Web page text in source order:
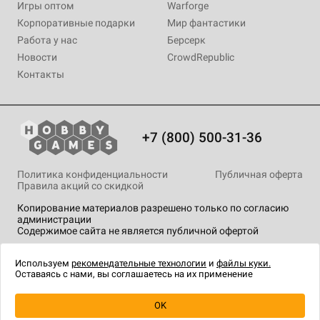
Игры оптом
Корпоративные подарки
Работа у нас
Новости
Контакты
Warforge
Мир фантастики
Берсерк
CrowdRepublic
+7 (800) 500-31-36
Копирование материалов разрешено только по согласию
администрации
Содержимое сайта не является публичной офертой
Политика конфиденциальности
Публичная оферта
Правила акций со скидкой
технологии.
Используем рекомендательные технологии и файлы куки.
Оставаясь с нами, вы соглашаетесь на их применение
OK